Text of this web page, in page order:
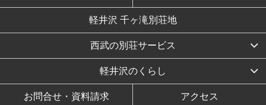
軽井沢 千ヶ滝別荘地
西武の別荘サービス
軽井沢のくらし
お問合せ・資料請求 アクセス